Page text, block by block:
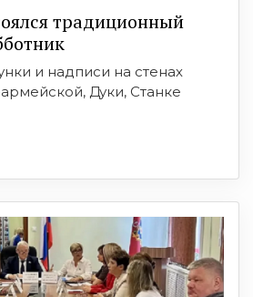
традиционный
и надписи на стенах
Дуки, Станке